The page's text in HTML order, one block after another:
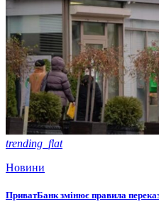
trending_flat
Новини
ПриватБанк змінює правила